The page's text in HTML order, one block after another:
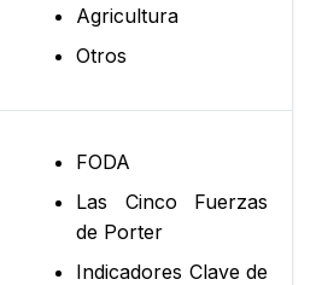
Agricultura
Otros
FODA
Las Cinco Fuerzas
de Porter
Indicadores Clave de